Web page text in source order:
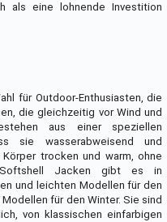
als eine lohnende Investition
für Outdoor-Enthusiasten, die
die gleichzeitig vor Wind und
aus einer speziellen
sie wasserabweisend und
trocken und warm, ohne
Jacken gibt es in
und leichten Modellen für den
für den Winter. Sie sind
von klassischen einfarbigen